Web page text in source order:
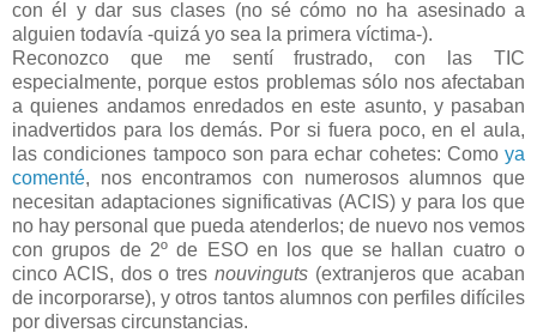
con él y dar sus clases (no sé cómo no ha asesinado a
alguien todavía -quizá yo sea la primera víctima-).
Reconozco que me sentí frustrado, con las TIC
especialmente, porque estos problemas sólo nos afectaban
a quienes andamos enredados en este asunto, y pasaban
inadvertidos para los demás. Por si fuera poco, en el aula,
las condiciones tampoco son para echar cohetes: Como ya
comenté, nos encontramos con numerosos alumnos que
necesitan adaptaciones significativas (ACIS) y para los que
no hay personal que pueda atenderlos; de nuevo nos vemos
con grupos de 2º de ESO en los que se hallan cuatro o
cinco ACIS, dos o tres nouvinguts(extranjeros que acaban
de incorporarse), y otros tantos alumnos con perfiles difíciles
por diversas circunstancias.